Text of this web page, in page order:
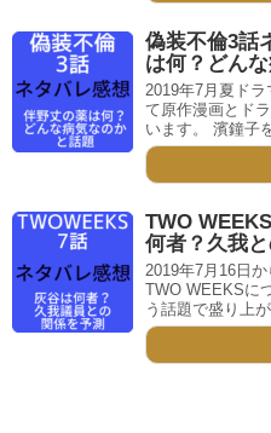
偽装不倫3話
は何？どん
2019年7月夏ド
て原作漫画とド
います。 濱鐘子
TWO
何者？久我
2019年7月16日
TWO WEEKSに
う話題で盛り上